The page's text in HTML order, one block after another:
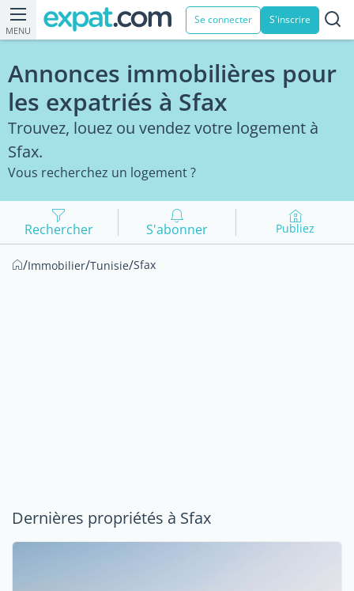
MENU
Se connecter S'inscrire
Annonces immobilières pour
les expatriés à Sfax
Trouvez, louez ou vendez votre logement à
Sfax.
Vous recherchez un logement ?
Rechercher S'abonner Publiez
/Immobilier/Tunisie/Sfax
Dernières propriétés à Sfax